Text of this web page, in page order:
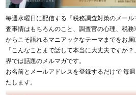
毎週水曜日に配信する『税務調査対策のメー
査事情はもちろんのこと、調査官の心理、税
からこそ語れるマニアックなテーマまでをお届
「こんなことまで話して本当に大丈夫ですか
界では話題のメルマガです。
お名前とメールアドレスを登録するだけで 毎
たします。